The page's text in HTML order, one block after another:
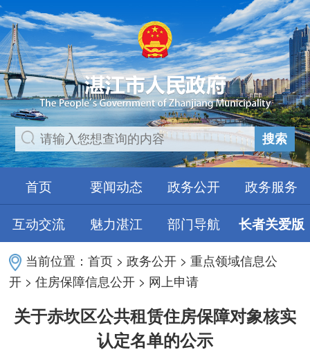
搜索
首页 要闻动态 政务公开
政务服务
互动交流
魅力湛江 部门导航 长者关爱版
当前位置：首页 >政务公开 >重点领域信息公
开 >住房保障信息公开 > 网上申请
关于赤坎区公共租赁住房保障对象核实
认定名单的公示